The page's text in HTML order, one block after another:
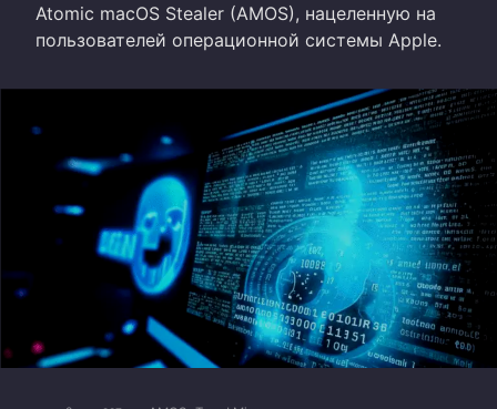
Atomic macOS Stealer (AMOS), нацеленную на
пользователей операционной системы Apple.